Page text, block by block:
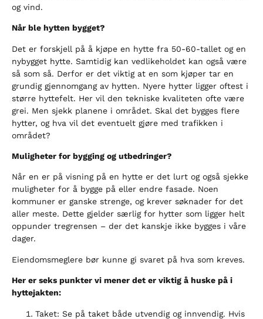
og vind.
Når ble hytten bygget?
Det er forskjell på å kjøpe en hytte fra 50-60-tallet og en
nybygget hytte. Samtidig kan vedlikeholdet kan også være
så som så. Derfor er det viktig at en som kjøper tar en
grundig gjennomgang av hytten. Nyere hytter ligger oftest i
større hyttefelt. Her vil den tekniske kvaliteten ofte være
grei. Men sjekk planene i området. Skal det bygges flere
hytter, og hva vil det eventuelt gjøre med trafikken i
området?
Muligheter for bygging og utbedringer?
Når en er på visning på en hytte er det lurt og også sjekke
muligheter for å bygge på eller endre fasade. Noen
kommuner er ganske strenge, og krever søknader for det
aller meste. Dette gjelder særlig for hytter som ligger helt
oppunder tregrensen – der det kanskje ikke bygges i våre
dager.
Eiendomsmeglere bør kunne gi svaret på hva som kreves.
Her er seks punkter vi mener det er viktig å huske på i
hyttejakten:
Taket: Se på taket både utvendig og innvendig. Hvis